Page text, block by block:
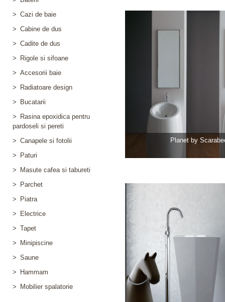
> Cazi de baie
> Cabine de dus
> Cadite de dus
>
Rigole si sifoane
> Accesorii baie
>
Radiatoare design
>
Bucatarii
>
Rasina epoxidica pentru
pardoseli si pereti
> Canapele si fotolii
>
Paturi
>
Masute cafea si tabureti
>
Parchet
>
Piatra
>
Electrice
> Tapet
>
Minipiscine
> Saune
>
Hammam
>
Mobilier spalatorie
Planet by